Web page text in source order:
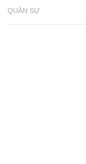
QUÂN SỰ